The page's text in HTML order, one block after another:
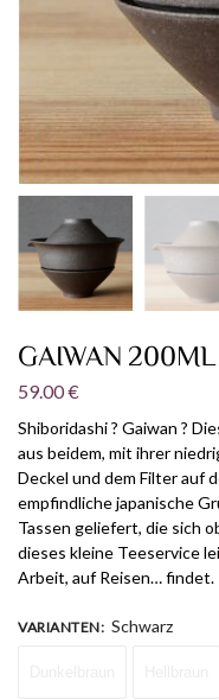
GAIWAN 200ML
59.00€
Shiboridashi ? Gaiwan ?
aus beidem, mit ihrer
Deckel und dem Filter auf
empfindliche japanische
Tassen geliefert, die sich
dieses kleine Teeservice
Arbeit, auf Reisen… findet.
VARIANTEN: Schwarz